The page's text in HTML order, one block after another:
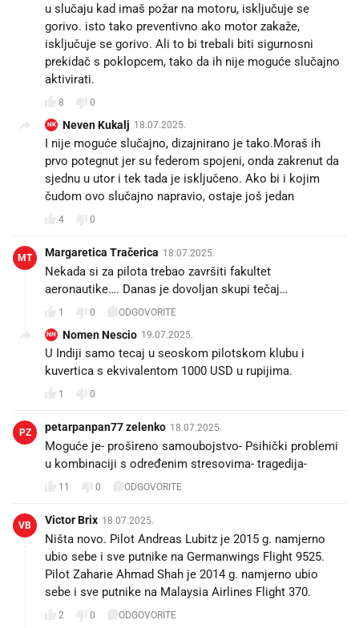
u slučaju kad imaš požar na motoru, isključuje se
gorivo. isto tako preventivno ako motor zakaže,
isključuje se gorivo. Ali to bi trebali biti sigurnosni
prekidač s poklopcem, tako da ih nije moguće slučajno
aktivirati.
8 0
NK Neven Kukalj 18.07.2025.
I nije moguće slučajno, dizajnirano je tako.Moraš ih
prvo potegnut jer su federom spojeni, onda zakrenut da
sjednu u utor i tek tada je isključeno. Ako bi i kojim
čudom ovo slučajno napravio, ostaje još jedan
4 0
MT Margaretica Tračerica 18.07.2025.
Nekada si za pilota trebao završiti fakultet
aeronautike…. Danas je dovoljan skupi tečaj…
1 0 ODGOVORITE
NN Nomen Nescio 19.07.2025.
U Indiji samo tecaj u seoskom pilotskom klubu i
kuvertica s ekvivalentom 1000 USD u rupijima.
1 0
PZ petarpanpan77 zelenko 18.07.2025.
Moguće je- prošireno samoubojstvo- Psihički problemi
u kombinaciji s određenim stresovima- tragedija-
11 0 ODGOVORITE
VB Victor Brix 18.07.2025.
Ništa novo. Pilot Andreas Lubitz je 2015 g. namjerno
ubio sebe i sve putnike na Germanwings Flight 9525.
Pilot Zaharie Ahmad Shah je 2014 g. namjerno ubio
sebe i sve putnike na Malaysia Airlines Flight 370.
2 0 ODGOVORITE